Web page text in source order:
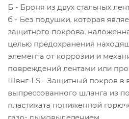
Б - Броня из двух стальных
б - Без подушки, которая
защитного покрова,
целью предохранения
элемента от коррозии и
повреждений лентами или
Швнг-LS - Защитный покров в
выпрессованного шланга из
пластиката пониженной